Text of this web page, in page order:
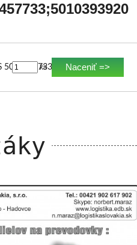
5010457733;5010393920
ks Naceniť =>